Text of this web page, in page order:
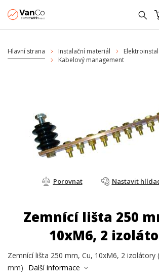
Hlavní strana Instalační materiál
Kabelový management
Porovnat Nastavit
Zemnící lišta 250
10xM6, 2
Zemnící lišta 250 mm, Cu, 10xM6, 2 izolátory
mm)
Další informace